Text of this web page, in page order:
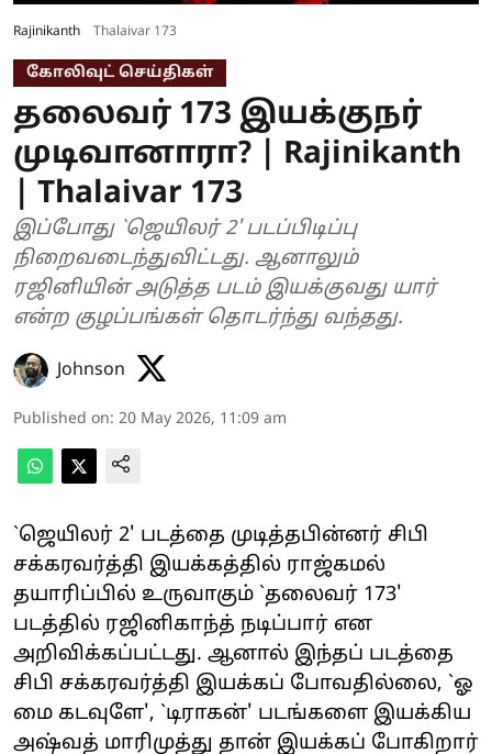
Rajinikanth Thalaivar 173
கோலிவுட் செய்திகள்
தலைவர் 173 இயக்குநர்
முடிவானாரா? | Rajinikanth
| Thalaivar 173
இப்போது `ஜெயிலர் 2' படப்பிடிப்பு
நிறைவடைந்துவிட்டது. ஆனாலும்
ரஜினியின் அடுத்த படம் இயக்குவது யார்
என்ற குழப்பங்கள் தொடர்ந்து வந்தது.
Johnson
Published on: 20 May 2026, 11:09 am
`ஜெயிலர் 2' படத்தை முடித்தபின்னர் சிபி
சக்கரவர்த்தி இயக்கத்தில் ராஜ்கமல்
தயாரிப்பில் உருவாகும் `தலைவர் 173'
படத்தில் ரஜினிகாந்த் நடிப்பார் என
அறிவிக்கப்பட்டது. ஆனால் இந்தப் படத்தை
சிபி சக்கரவர்த்தி இயக்கப் போவதில்லை, `ஓ
மை கடவுளே', `டிராகன்' படங்களை இயக்கிய
அஷ்வத் மாரிமுத்து தான் இயக்கப் போகிறார்